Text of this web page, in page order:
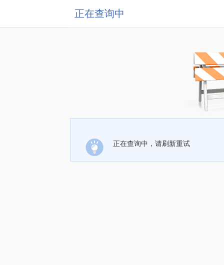
正在查询中
正在查询中，请刷新重试